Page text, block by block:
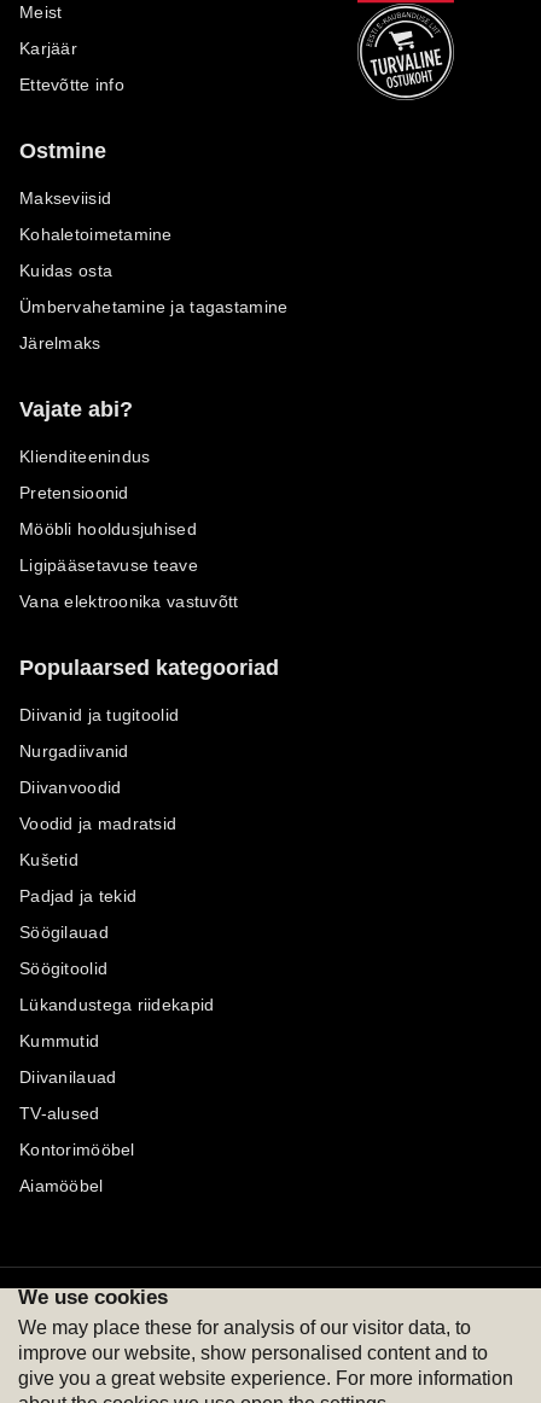
Meist
Karjäär
Ettevõtte info
Ostmine
Makseviisid
Kohaletoimetamine
Kuidas osta
Ümbervahetamine ja tagastamine
Järelmaks
Vajate abi?
Klienditeenindus
Pretensioonid
Mööbli hooldusjuhised
Ligipääsetavuse teave
Vana elektroonika vastuvõtt
Populaarsed kategooriad
Diivanid ja tugitoolid
Nurgadiivanid
Diivanvoodid
Voodid ja madratsid
Kušetid
Padjad ja tekid
Söögilauad
Söögitoolid
Lükandustega riidekapid
Kummutid
Diivanilauad
TV-alused
Kontorimööbel
Aiamööbel
Maksevõimalused
We use cookies
We may place these for analysis of our visitor data, to
improve our website, show personalised content and to
give you a great website experience. For more information